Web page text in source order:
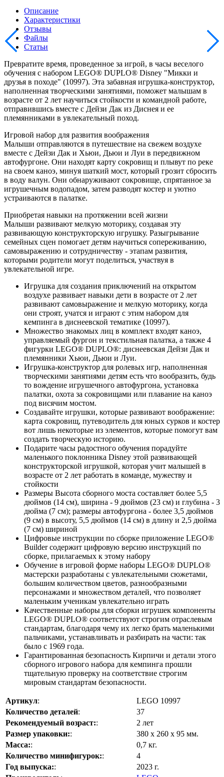
Описание
Характеристики
Отзывы
Файлы
Статьи
Превратите время, проведенное за игрой, в часы веселого
обучения с набором LEGO® DUPLO® Disney "Микки и
друзья в походе" (10997). Эта забавная игрушка-конструктор,
наполненная творческими занятиями, поможет малышам в
возрасте от 2 лет научиться стойкости и командной работе,
отправившись вместе с Дейзи Дак из Диснея и ее
племянниками в увлекательный поход.
Игровой набор для развития воображения
Малыши отправляются в путешествие на свежем воздухе
вместе с Дейзи Дак и Хьюи, Дьюи и Луи в передвижном
автофургоне. Они находят карту сокровищ и плывут по реке
на своем каноэ, минуя шаткий мост, который грозит сбросить
в воду валун. Они обнаруживают сокровище, спрятанное за
игрушечным водопадом, затем разводят костер и уютно
устраиваются в палатке.
Приобретая навыки на протяжении всей жизни
Малыши развивают мелкую моторику, создавая эту
развивающую конструкторскую игрушку. Разыгрывание
семейных сцен помогает детям научиться сопереживанию,
самовыражению и сотрудничеству - этапам развития,
которыми родители могут поделиться, участвуя в
увлекательной игре.
Игрушка для создания приключений на открытом
воздухе развивает навыки дети в возрасте от 2 лет
развивают самовыражение и мелкую моторику, когда
они строят, учатся и играют с этим набором для
кемпинга в диснеевской тематике (10997).
Множество знакомых лиц в комплект входят каноэ,
управляемый фургон и текстильная палатка, а также 4
фигурки LEGO® DUPLO®: диснеевская Дейзи Дак и
племянники Хьюи, Дьюи и Луи.
Игрушка-конструктор для ролевых игр, наполненная
творческими занятиями детям есть что вообразить, будь
то вождение игрушечного автофургона, установка
палатки, охота за сокровищами или плавание на каноэ
под висячим мостом.
Создавайте игрушки, которые развивают воображение:
карта сокровищ, путеводитель для юных сурков и костер
вот лишь некоторые из элементов, которые помогут вам
создать творческую историю.
Подарите часы радостного обучения порадуйте
маленького поклонника Disney этой развивающей
конструкторской игрушкой, которая учит малышей в
возрасте от 2 лет работать в команде, мужеству и
стойкости
Размеры Высота сборного моста составляет более 5,5
дюймов (14 см), ширина - 9 дюймов (23 см) и глубина - 3
дюйма (7 см); размеры автофургона - более 3,5 дюймов
(9 см) в высоту, 5,5 дюймов (14 см) в длину и 2,5 дюйма
(7 см) шириной
Цифровые инструкции по сборке приложение LEGO®
Builder содержит цифровую версию инструкций по
сборке, прилагаемых к этому набору
Обучение в игровой форме наборы LEGO® DUPLO®
мастерски разработаны с увлекательными сюжетами,
большим количеством цветов, разнообразными
персонажами и множеством деталей, что позволяет
маленьким ученикам увлекательно играть
Качественные наборы для сборки игрушек компоненты
LEGO® DUPLO® соответствуют строгим отраслевым
стандартам, благодаря чему их легко брать маленькими
пальчиками, устанавливать и разбирать на части: так
было с 1969 года.
Гарантированная безопасность Кирпичи и детали этого
сборного игрового набора для кемпинга прошли
тщательную проверку на соответствие строгим
мировым стандартам безопасности.
Артикул:
LEGO 10997
Количество деталей:
37
Рекомендуемый возраст::
2 лет
Размер упаковки::
380 х 260 х 95 мм.
Масса::
0,7 кг.
Количество минифигурок::
4
Год выпуска::
2023 г.